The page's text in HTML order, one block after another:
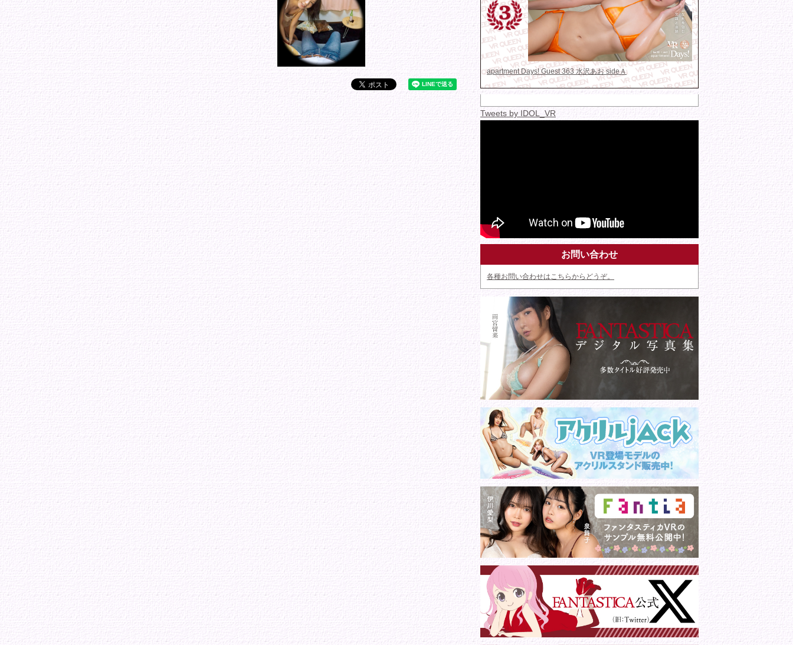
apartment Days! Guest 363 水沢あお sideＡ
Tweets by IDOL_VR
お問い合わせ
各種お問い合わせはこちらからどうぞ。